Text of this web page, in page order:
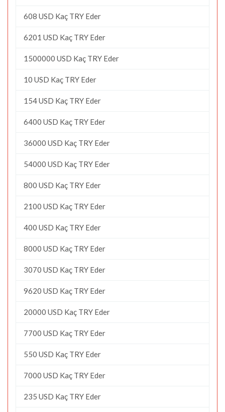
608 USD Kaç TRY Eder
6201 USD Kaç TRY Eder
1500000 USD Kaç TRY Eder
10 USD Kaç TRY Eder
154 USD Kaç TRY Eder
6400 USD Kaç TRY Eder
36000 USD Kaç TRY Eder
54000 USD Kaç TRY Eder
800 USD Kaç TRY Eder
2100 USD Kaç TRY Eder
400 USD Kaç TRY Eder
8000 USD Kaç TRY Eder
3070 USD Kaç TRY Eder
9620 USD Kaç TRY Eder
20000 USD Kaç TRY Eder
7700 USD Kaç TRY Eder
550 USD Kaç TRY Eder
7000 USD Kaç TRY Eder
235 USD Kaç TRY Eder